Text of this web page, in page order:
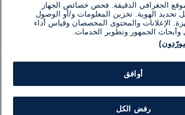
الجغرافي الدقيقة. فحص خصائص الجهاز
الهوية. تخزين المعلومات و/أو الوصول
الإعلانات والمحتوى المخصصان وقياس أداء
وأبحاث الجمهور وتطوير الخدمات.
أوافق
رفض الكل